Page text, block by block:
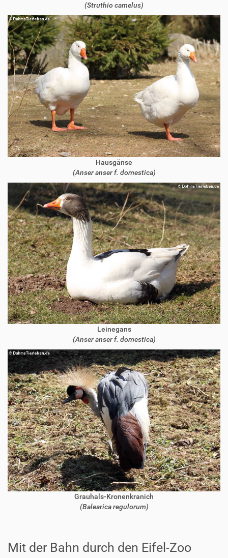
(Struthio camelus)
Hausgänse
(Anser anser f. domestica)
Leinegans
(Anser anser f. domestica)
Grauhals-Kronenkranich
(Balearica regulorum)
Mit der Bahn durch den Eifel-Zoo